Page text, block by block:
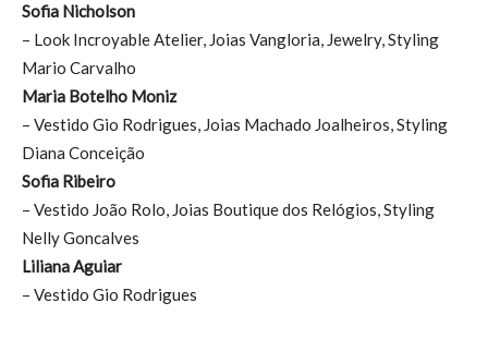
Sofia Nicholson
– Look Incroyable Atelier, Joias Vangloria, Jewelry, Styling
Mario Carvalho
Maria Botelho Moniz
– Vestido Gio Rodrigues, Joias Machado Joalheiros, Styling
Diana Conceição
Sofia Ribeiro
– Vestido João Rolo, Joias Boutique dos Relógios, Styling
Nelly Goncalves
Liliana Aguiar
– Vestido Gio Rodrigues